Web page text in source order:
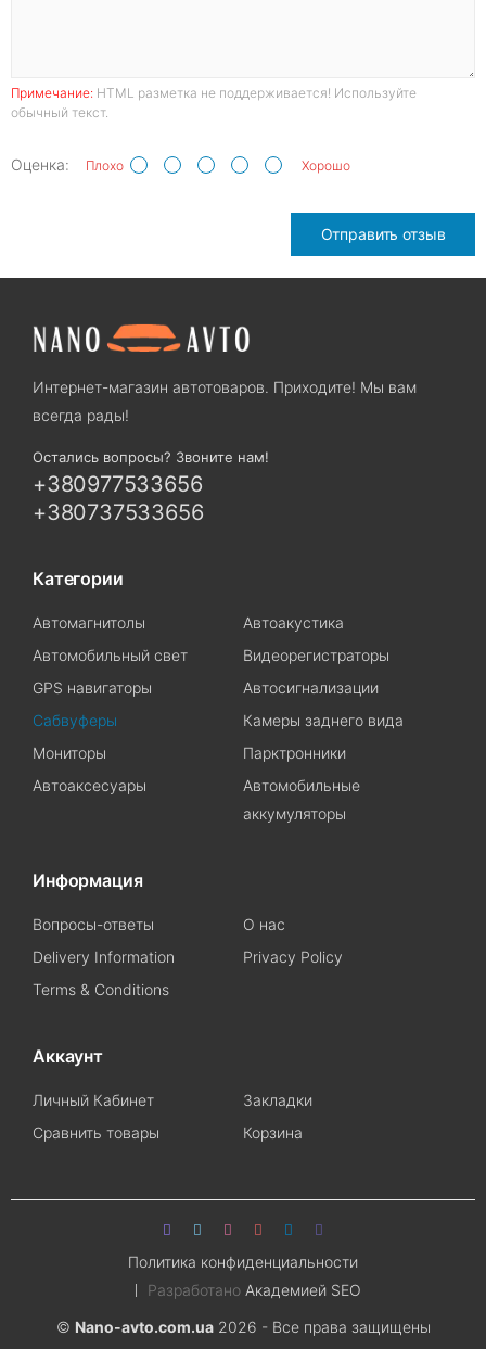
Примечание: HTML разметка не поддерживается! Используйте
обычный текст.
Оценка: Плохо Хорошо
Отправить отзыв
Интернет-магазин автотоваров. Приходите! Мы вам
всегда рады!
Остались вопросы? Звоните нам!
+380977533656
+380737533656
Категории
Автомагнитолы
Автоакустика
Автомобильный свет
Видеорегистраторы
GPS навигаторы
Автосигнализации
Сабвуферы
Камеры заднего вида
Мониторы
Парктронники
Автоаксесуары
Автомобильные
аккумуляторы
Информация
Вопросы-ответы
О нас
Delivery Information
Privacy Policy
Terms & Conditions
Аккаунт
Личный Кабинет
Закладки
Сравнить товары
Корзина
© Nano-avto.com.ua2026 - Все права защищены
Политика конфиденциальности
Разработано Академией SEO